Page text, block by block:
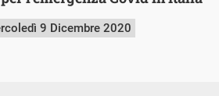
9 Dicembre 2020